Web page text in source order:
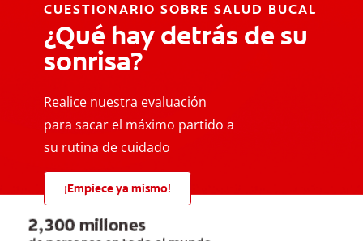
CUESTIONARIO SOBRE SALUD BUCAL
¿Qué hay detrás de su
sonrisa?
Realice nuestra evaluación
para sacar el máximo partido a
su rutina de cuidado
¡Empiece ya mismo!